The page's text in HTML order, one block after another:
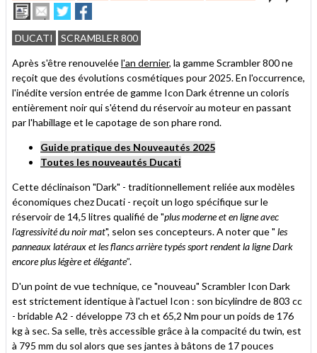
ImprimerEnvoyer
cet
article
à
ami
Partager
sur
Twitter
sur
Facebook
DUCATI SCRAMBLER 800
Après s'être renouveléel'an dernier, la gamme Scrambler 800 ne
reçoit que des évolutions cosmétiques pour 2025. En l'occurrence,
l'inédite version entrée de gamme Icon Dark étrenne un coloris
entièrement noir qui s'étend du réservoir au moteur en passant
par l'habillage et le capotage de son phare rond.
Guide pratique des Nouveautés 2025
Toutes les nouveautés Ducati
Cette déclinaison "Dark" - traditionnellement reliée aux modèles
économiques chez Ducati - reçoit un logo spécifique sur le
réservoir de 14,5 litres qualifié de "plus moderne et en ligne avec
l'agressivité du noir mat", selon ses concepteurs. A noter que " les
panneaux latéraux et les flancs arrière typés sport rendent la ligne Dark
encore plus légère et élégante".
D'un point de vue technique, ce "nouveau" Scrambler Icon Dark
est strictement identique à l'actuel Icon : son bicylindre de 803 cc
- bridable A2 - développe 73 ch et 65,2 Nm pour un poids de 176
kg à sec. Sa selle, très accessible grâce à la compacité du twin, est
à 795 mm du sol alors que ses jantes à bâtons de 17 pouces